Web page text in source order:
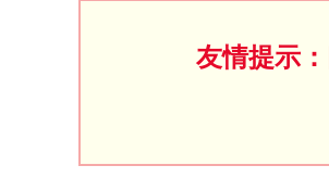
友情提示：